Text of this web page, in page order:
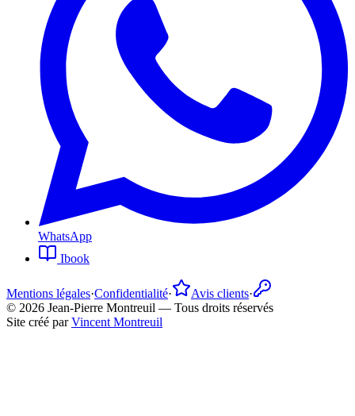
WhatsApp
Ibook
Mentions légales·Confidentialité· Avis clients·
© 2026 Jean-Pierre Montreuil — Tous droits réservés
Site créé par Vincent Montreuil